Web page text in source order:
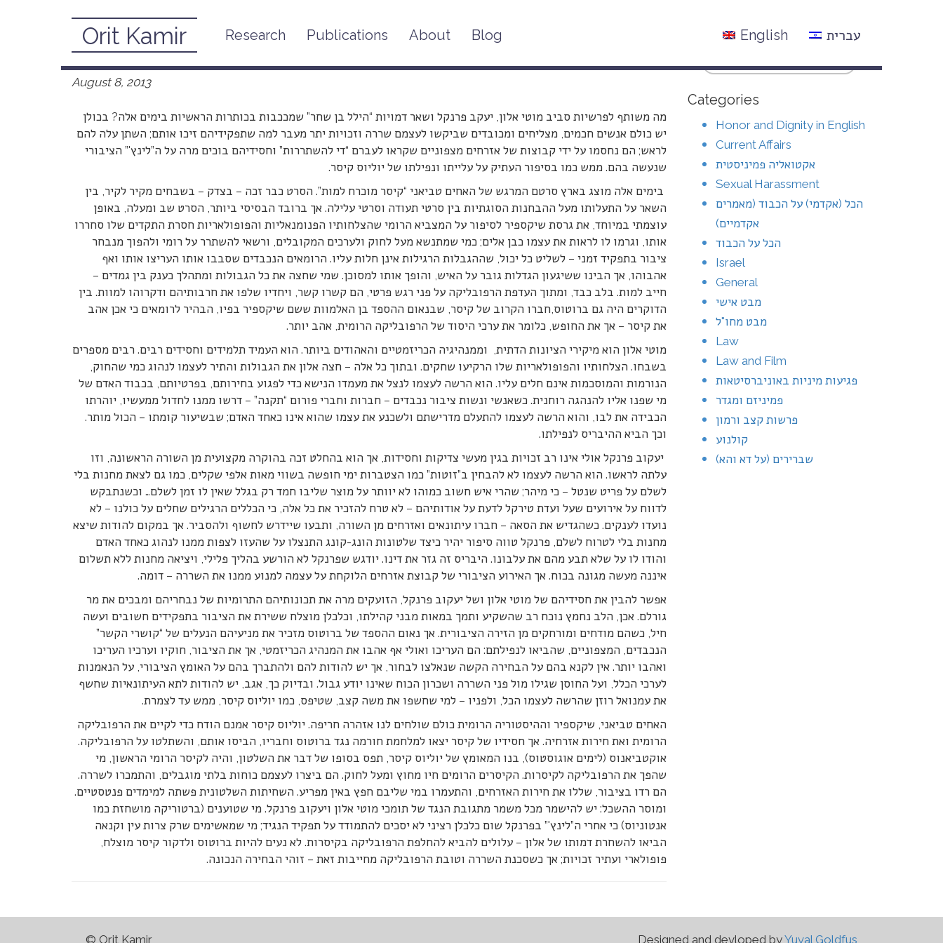
Orit Kamir Research Publications About Blog עברית English
על הסכנה בחסידים שוטים: של מוטי אלון כמו של יעקב פרנקל
August 8, 2013
מה משותף לפרשיות סביב מוטי אלון, יעקב פרנקל ושאר דמויות “הילל בן שחר” שמככבות בכותרות הראשיות בימים אלה? בכולן
יש כולם אנשים חכמים, מצליחים ומכובדים שביקשו לעצמם שררה וזכויות יתר מעבר למה שתפקידיהם זיכו אותם; השתן עלה להם
לראש; הם נחסמו על ידי קבוצות של אזרחים מצפוניים שקראו לעברם “די להשתררות” וחסידיהם בוכים מרה על ה”לינץ'” הציבורי
שנעשה בהם. ממש כמו בסיפור העתיק על עלייתו ונפילתו של יוליוס קיסר.
בימים אלה מוצג בארץ סרטם המרגש של האחים טביאני “קיסר מוכרח למות”. הסרט כבר זכה – בצדק – בשבחים מקיר לקיר, בין
השאר על התעלותו מעל ההבחנות הסוגתיות בין סרטי תעודה וסרטי עלילה. אך ברובד הבסיסי ביותר, הסרט שב ומעלה, באופן
עוצמתי במיוחד, את גרסת שיקספיר לסיפור על המצביא הרומי שהצלחותיו הפנומנאליות והפופולאריות חסרת התקדים שלו סחררו
אותו, וגרמו לו לראות את עצמו כבן אלים; כמי שמתנשא מעל לחוק ולערכים המקובלים, ורשאי להשתרר על רומי ולהפוך מנבחר
ציבור בתפקיד זמני – לשליט כל יכול, שההגבלות הרגילות אינן חלות עליו. הרומאים הנכבדים שסבבו אותו העריצו אותו ואף
אהבוהו, אך הבינו ששיגעון הגדלות גובר על האיש, והופך אותו למסוכן. שמי שחצה את כל הגבולות ומתהלך כענק בין גמדים –
חייב למות. בלב כבד, ומתוך העדפת הרפובליקה על פני רגש פרטי, הם קשרו קשר, ויחדיו שלפו את חרבותיהם ודקרוהו למוות. בין
הדוקרים היה גם ברוטוס,חברו הקרוב של קיסר, שבנאום ההספד בן האלמוות ששם שיקספיר בפיו, הבהיר לרומאים כי אכן אהב
את קיסר – אך את החופש, כלומר את ערכי היסוד של הרפובליקה הרומית, אהב יותר.
מוטי אלון הוא מיקירי הציונות הדתית, וממנהיגיה הכריזמטיים והאהודים ביותר. הוא העמיד תלמידים וחסידים רבים. רבים מספרים
בשבחו. הצלחותיו והפופולאריות שלו הרקיעו שחקים. ובתוך כל אלה – חצה אלון את הגבולות והתיר לעצמו לנהוג כמי שהחוק,
הנורמות והמוסכמות אינם חלים עליו. הוא הרשה לעצמו לנצל את מעמדו הנישא כדי לפגוע בחירותם, בפרטיותם, בכבוד האדם של
מי שפנו אליו להנהגה רוחנית. כשאנשי ונשות ציבור נכבדים – חברות וחברי פורום “תקנה” – דרשו ממנו לחדול ממעשיו, יוהרתו
הכבידה את לבו, והוא הרשה לעצמו להתעלם מדרישתם ולשכנע את עצמו שהוא אינו כאחד האדם; שבשיעור קומתו – הכול מותר.
וכך הביא ההיבריס לנפילתו.
יעקוב פרנקל אולי אינו רב זכויות בגין מעשי צדיקות וחסידות, אך הוא בהחלט זכה בהוקרה מקצועית מן השורה הראשונה, וזו
עלתה לראשו. הוא הרשה לעצמו לא להבחין ב”זוטות” כמו הצטברות ימי חופשה בשווי מאות אלפי שקלים, כמו גם לצאת מחנות בלי
לשלם על פריט שנטל – כי מיהר; שהרי איש חשוב כמוהו לא יוותר על מוצר שליבו חמד רק בגלל שאין לו זמן לשלם… וכשנתבקש
לדווח על אירועים שעל ועדת טירקל לדעת על אודותיהם – לא טרח להזכיר את כל אלה, כי הכללים הרגילים שחלים על כולנו – לא
נועדו לענקים. כשהגדיש את הסאה – חברו עיתונאים ואזרחים מן השורה, ותבעו שיידרש לחשוף ולהסביר. אך במקום להודות שיצא
מחנות בלי לטרוח לשלם, פרנקל טווה סיפור יהיר כיצד שלטונות הונג-קונג התנצלו על שהעזו לצפות ממנו לנהוג כאחד האדם
והודו לו על שלא תבע מהם את עלבונו. היבריס זה גזר את דינו. יודגש שפרנקל לא הורשע בהליך פלילי, ויציאה מחנות ללא תשלום
איננה מעשה מגונה בכוח. אך האירוע הציבורי של קבוצת אזרחים הלוקחת על עצמה למנוע ממנו את השררה – דומה.
אפשר להבין את חסידיהם של מוטי אלון ושל יעקוב פרנקל, הזועקים מרה את תכונותיהם התרומיות של נבחריהם ומבכים את מר
גורלם. אכן, הלב נחמץ נוכח רב שהשקיע ותמך במאות מבני קהילתו, וכלכלן מוצלח ששירת את הציבור בתפקידים חשובים ועשה
חיל, כשהם מודחים ומורחקים מן הזירה הציבורית. אך נאום ההספד של ברוטוס מזכיר את מניעיהם הנעלים של “קושרי הקשר”
הנכבדים, המצפוניים, שהביאו לנפילתם: הם העריכו ואולי אף אהבו את המנהיג הכריזמטי, אך את הציבור, חוקיו וערכיו העריכו
ואהבו יותר. אין לקנא בהם על הבחירה הקשה שנאלצו לבחור, אך יש להודות להם ולהתברך בהם על האומץ הציבורי, על הנאמנות
לערכי הכלל, ועל החוסן שגילו מול פני השררה ושכרון הכוח שאינו יודע גבול. ובדיוק כך, אגב, יש להודות לתא העיתונאיות שחשף
את עמנואל רוזן שהרשה לעצמו הכל, ולפניו – למי שחשפו את משה קצב, שטיפס, כמו יוליוס קיסר, ממש עד לצמרת.
האחים טביאני, שיקספיר וההיסטוריה הרומית כולם שולחים לנו אזהרה חריפה. יוליוס קיסר אמנם הודח כדי לקיים את הרפובליקה
הרומית ואת חירות אזרחיה. אך חסידיו של קיסר יצאו למלחמת חורמה נגד ברוטוס וחבריו, הביסו אותם, והשתלטו על הרפובליקה.
אוקטביאנוס (לימים אוגוסטוס), בנו המאומץ של יוליוס קיסר, תפס בסופו של דבר את השלטון, והיה לקיסר הרומי הראשון, מי
שהפך את הרפובליקה לקיסרות. הקיסרים הרומים חיו מחוץ ומעל לחוק. הם ביצרו לעצמם כוחות בלתי מוגבלים, והתמכרו לשררה.
הם רדו בציבור, שללו את חירות האזרחים, והתעמרו במי שליבם חפץ באין מפריע. השחיתות השלטונית פשתה למימדים פנטסטיים.
ומוסר ההשכל: יש להישמר מכל משמר מתגובת הנגד של תומכי מוטי אלון ויעקוב פרנקל. מי שטוענים (ברטוריקה מושחזת כמו
אנטוניוס) כי אחרי ה”לינץ'” בפרנקל שום כלכלן רציני לא יסכים להתמודד על תפקיד הנגיד; מי שמאשימים שרק צרות עין וקנאה
הביאו להשחרת דמותו של אלון – עלולים להביא להחלפת הרפובליקה בקיסרות. לא נעים להיות ברוטוס ולדקור קיסר מוצלח,
פופולארי ועתיר זכויות; אך כשסכנת השררה וטובת הרפובליקה מחייבות זאת – זוהי הבחירה הנכונה.
Categories
Honor and Dignity in English
Current Affairs
אקטואליה פמיניסטית
Sexual Harassment
הכל (אקדמי) על הכבוד (מאמרים
אקדמיים)
הכל על הכבוד
Israel
General
מבט אישי
מבט מחו"ל
Law
Law and Film
פגיעות מיניות באוניברסיטאות
פמיניזם ומגדר
פרשות קצב ורמון
קולנוע
שברירים (על דא והא)
© Orit Kamir Designed and devloped byYuval Goldfus